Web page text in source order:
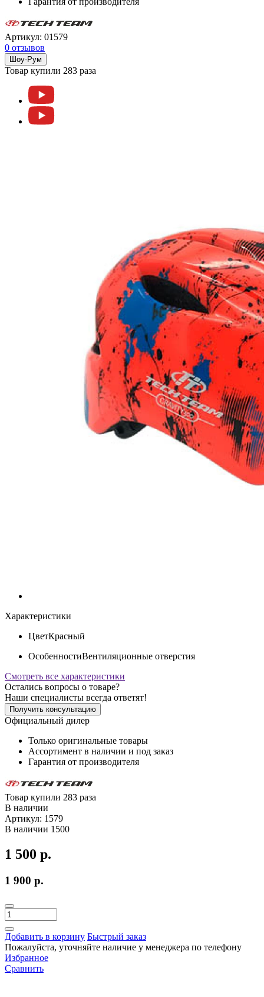
Артикул: 01579
0 отзывов
Шоу-Рум
Товар купили 283 раза
Характеристики
ЦветКрасный
ОсобенностиВентиляционные отверстия
Смотреть все характеристики
Остались вопросы о товаре?
Наши специалисты всегда ответят!
Получить консультацию
Официальный дилер
Только оригинальные товары
Ассортимент в наличии и под заказ
Гарантия от производителя
Товар купили 283 раза
В наличии
Артикул: 1579
В наличии 1500
1 500 р.
1 900 р.
Добавить в корзину Быстрый заказ
Пожалуйста, уточняйте наличие у менеджера по телефону
Избранное
Сравнить